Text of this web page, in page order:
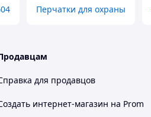
Перчатки для охраны
для продавцов
интернет-магазин на Prom